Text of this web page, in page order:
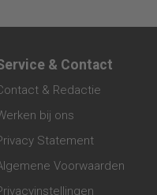
& Contact
& Redactie
bij ons
Statement
Voorwaarden